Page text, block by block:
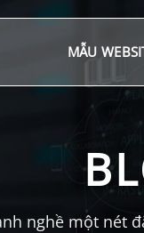
MẪU
nghề một nét